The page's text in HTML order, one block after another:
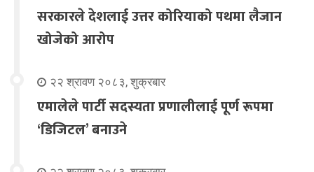
सरकारले देशलाई उत्तर कोरियाको पथमा लैजान
खोजेको आरोप
२२ श्रावण २०८३, शुक्रबार
एमालेले पार्टी सदस्यता प्रणालीलाई पूर्ण रूपमा
‘डिजिटल’ बनाउने